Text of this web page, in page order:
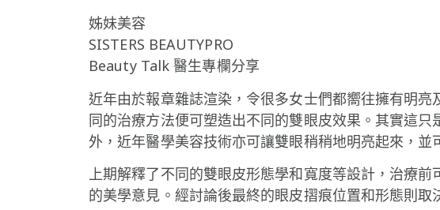
姊妹美容
SISTERS BEAUTYPRO
Beauty Talk 醫生專欄分享
近年由於報章雜誌渲染，令很多女士們都嚮往擁有明
同的治療方法便可塑造出不同的雙眼皮效果。其實這
外，近年醫學美容技術亦可讓雙眼稍稍地明亮起來，並
上期解釋了不同的雙眼皮形態學和寬度等設計，治療
的美學意見。經討論後最終的眼皮摺痕位置和形態則